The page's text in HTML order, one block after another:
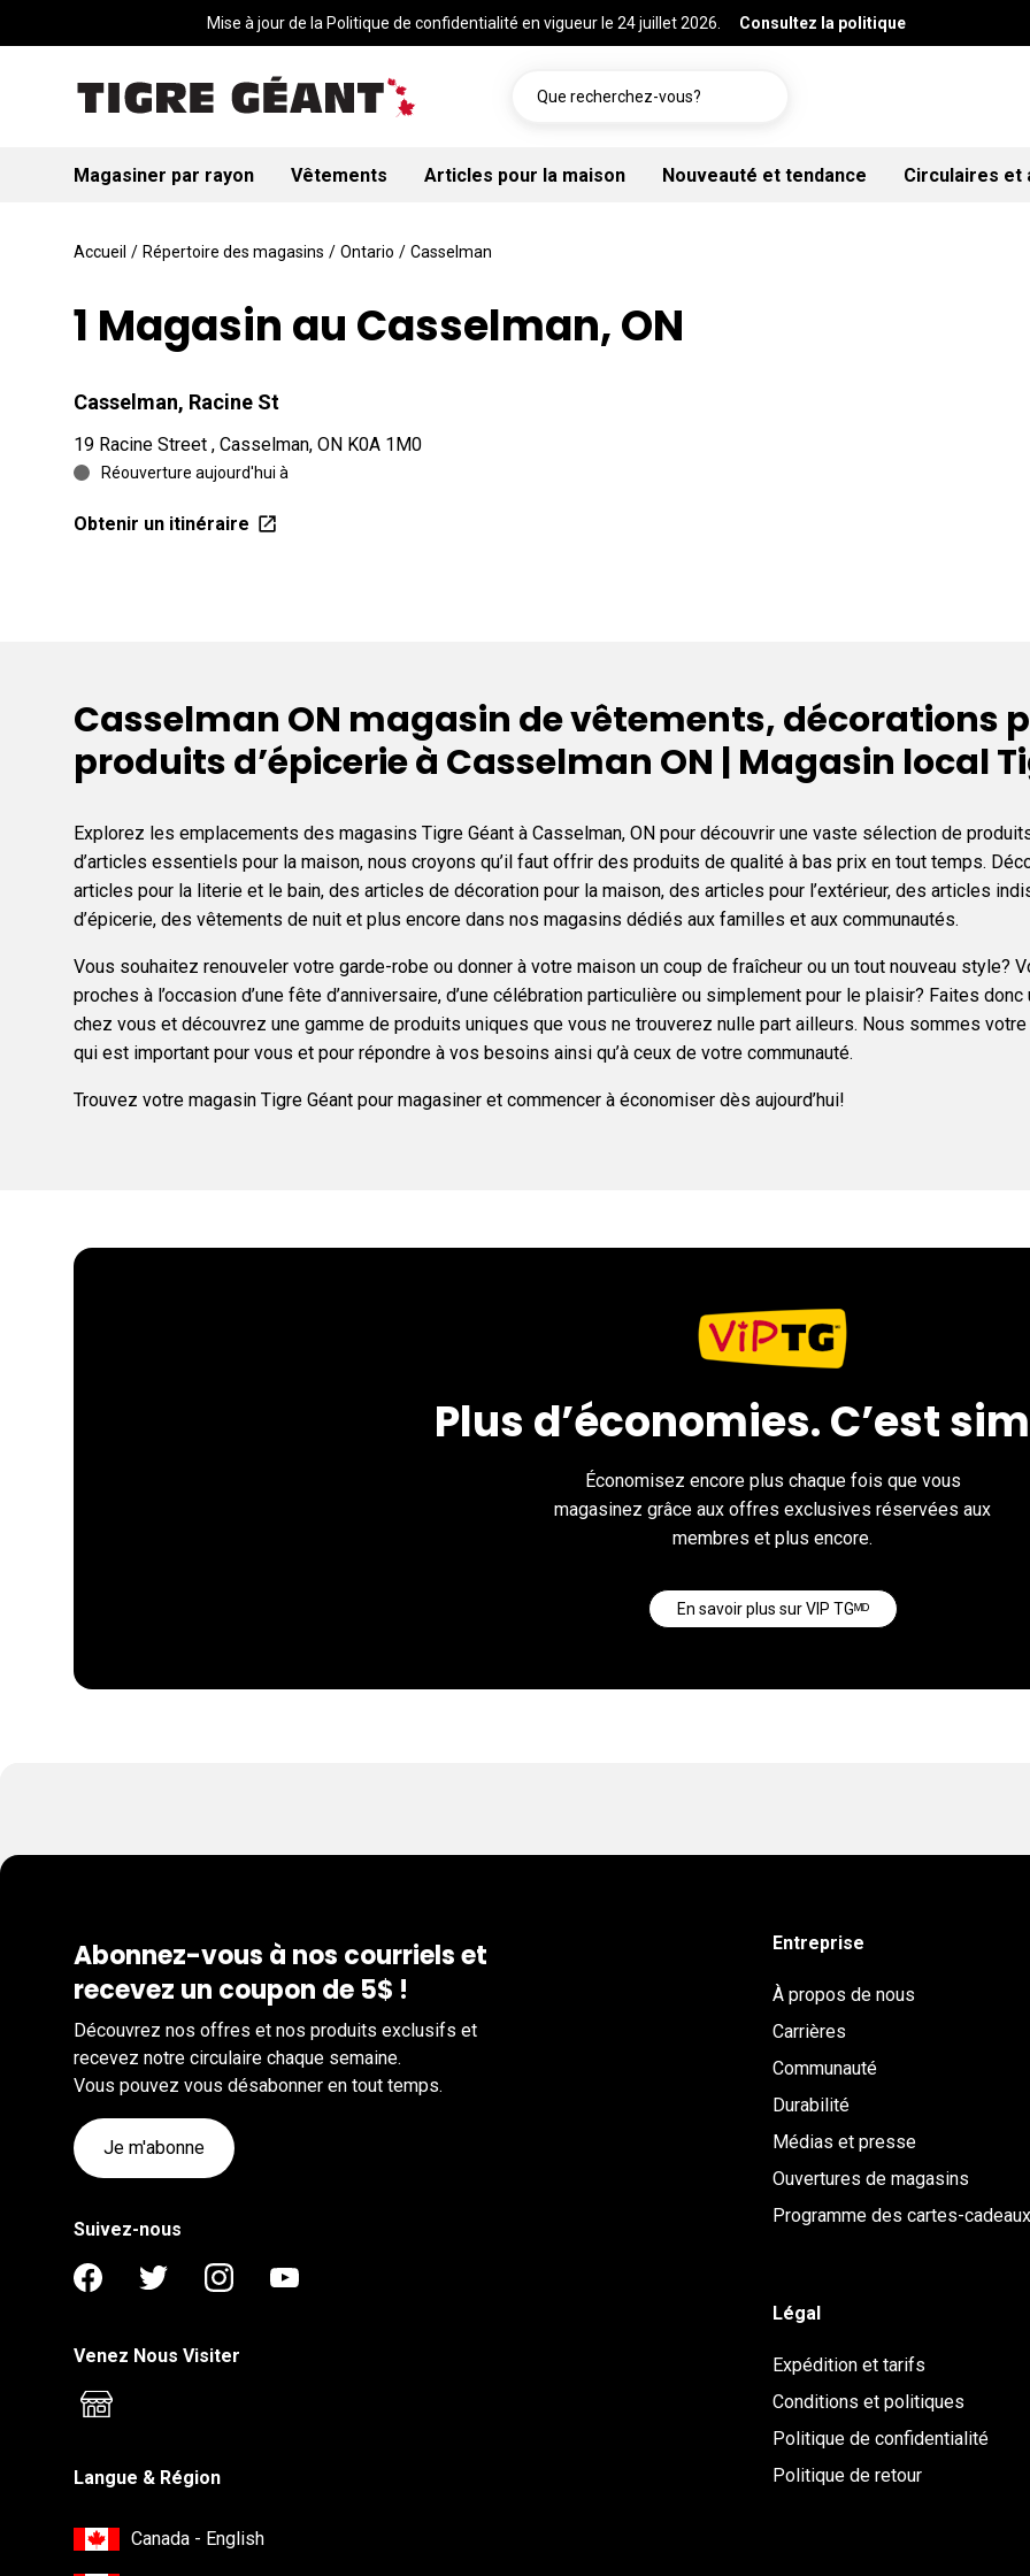
Mise à jour de la Politique de confidentialité en vigueur le 24 juillet 2026. Consultez la politique
Que recherchez-vous?
Magasiner par rayon Vêtements Articles pour la maison Nouveauté et tendance Circulaires et
Accueil / Répertoire des magasins / Ontario / Casselman
1 Magasin au Casselman, ON
Casselman, Racine St
19 Racine Street , Casselman, ON K0A 1M0
Réouverture aujourd'hui à
Obtenir un itinéraire
Casselman ON magasin de vêtements, décorations
produits d’épicerie à Casselman ON | Magasin local
Explorez les emplacements des magasins Tigre Géant à Casselman, ON pour découvrir une vaste sélection de
d’articles essentiels pour la maison, nous croyons qu’il faut offrir des produits de qualité à bas prix en tout temps.
articles pour la literie et le bain, des articles de décoration pour la maison, des articles pour l’extérieur, des articles
d’épicerie, des vêtements de nuit et plus encore dans nos magasins dédiés aux familles et aux communautés.
Vous souhaitez renouveler votre garde-robe ou donner à votre maison un coup de fraîcheur ou un tout nouveau style?
proches à l’occasion d’une fête d’anniversaire, d’une célébration particulière ou simplement pour le plaisir? Faites
chez vous et découvrez une gamme de produits uniques que vous ne trouverez nulle part ailleurs. Nous sommes
qui est important pour vous et pour répondre à vos besoins ainsi qu’à ceux de votre communauté.
Trouvez votre magasin Tigre Géant pour magasiner et commencer à économiser dès aujourd’hui!
Plus d’économies. C’est
Économisez encore plus chaque fois que vous
magasinez grâce aux offres exclusives réservées aux
membres et plus encore.
En savoir plus sur VIP TGᴹᴰ
Abonnez-vous à nos courriels et
recevez un coupon de 5$ !
Découvrez nos offres et nos produits exclusifs et
recevez notre circulaire chaque semaine.
Vous pouvez vous désabonner en tout temps.
Je m'abonne
Suivez-nous
Venez Nous Visiter
Langue & Région
Canada - English
Entreprise
À propos de nous
Carrières
Communauté
Durabilité
Médias et presse
Ouvertures de magasins
Programme des cartes-cadeaux
Légal
Expédition et tarifs
Conditions et politiques
Politique de confidentialité
Politique de retour